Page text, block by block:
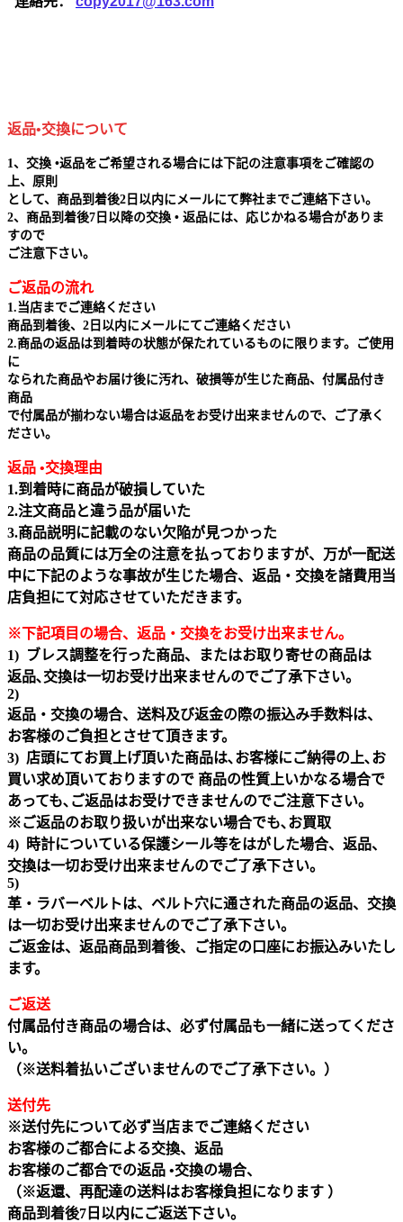
返品•交換について
1、交換 •返品をご希望される場合には下記の注意事項をご確認の
上、原則
として、商品到着後2日以内にメールにて弊社までご連絡下さい。
2、商品到着後7日以降の交換 • 返品には、応じかねる場合がありま
すので
ご注意下さい。
ご返品の流れ
1.当店までご連絡ください
商品到着後、2日以内にメールにてご連絡ください
2.商品の返品は到着時の状態が保たれているものに限ります。ご使用
に
なられた商品やお届け後に汚れ、破損等が生じた商品、付属品付き
商品
で付属品が揃わない場合は返品をお受け出来ませんので、ご了承く
ださい。
返品 •交換理由
1.到着時に商品が破損していた
2.注文商品と違う品が届いた
3.商品説明に記載のない欠陥が見つかった
商品の品質には万全の注意を払っておりますが、万が一配送
中に下記のような事故が生じた場合、返品・交換を諸費用当
店負担にて対応させていただきます。
※下記項目の場合、返品・交換をお受け出来ません｡
1) ブレス調整を行った商品、またはお取り寄せの商品は
返品､交換は一切お受け出来ませんのでご了承下さい。
2)
返品・交換の場合、送料及び返金の際の振込み手数料は、
お客様のご負担とさせて頂きます。
3) 店頭にてお買上げ頂いた商品は､お客様にご納得の上､お
買い求め頂いておりますので 商品の性質上いかなる場合で
あっても､ご返品はお受けできませんのでご注意下さい｡
※ご返品のお取り扱いが出来ない場合でも､お買取
4) 時計についている保護シール等をはがした場合、返品、
交換は一切お受け出来ませんのでご了承下さい。
5)
革・ラバーベルトは、ベルト穴に通された商品の返品、交換
は一切お受け出来ませんのでご了承下さい。
ご返金は、返品商品到着後、ご指定の口座にお振込みいたし
ます。
ご返送
付属品付き商品の場合は、必ず付属品も一緒に送ってくださ
い。
（※送料着払いございませんのでご了承下さい。）
送付先
※送付先について必ず当店までご連絡ください
お客様のご都合による交換、返品
お客様のご都合での返品 •交換の場合、
（※返還、再配達の送料はお客様負担になります ）
商品到着後7日以内にご返送下さい。